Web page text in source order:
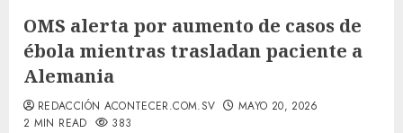
OMS alerta por aumento de casos de
ébola mientras trasladan paciente a
Alemania
REDACCIÓN ACONTECER.COM.SV
MAYO 20, 2026
2 MIN READ
383